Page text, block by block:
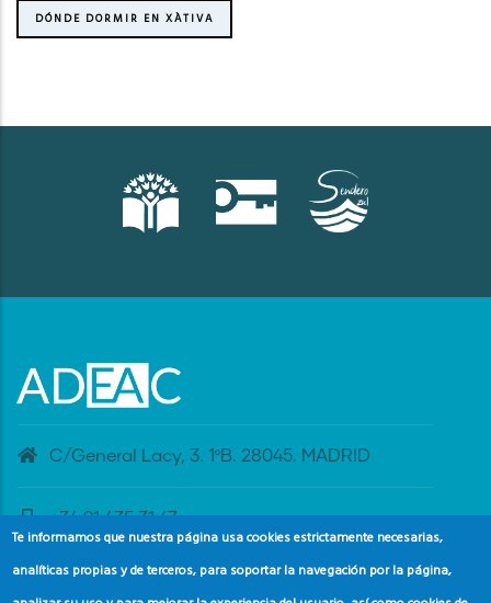
DÓNDE DORMIR EN XÀTIVA
C/General Lacy, 3. 1ºB. 28045. MADRID
+34 91 435 31 47
banderaazul@adeac.es
Te informamos que nuestra página usa cookies estrictamente necesarias,
analíticas propias y de terceros, para soportar la navegación por la página,